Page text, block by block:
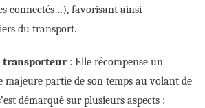
connectés…), favorisant ainsi
du transport.
transporteur: Elle récompense un
majeure partie de son temps au volant de
démarqué sur plusieurs aspects :